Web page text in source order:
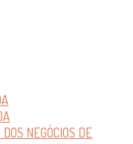
NEGÓCIOS DE